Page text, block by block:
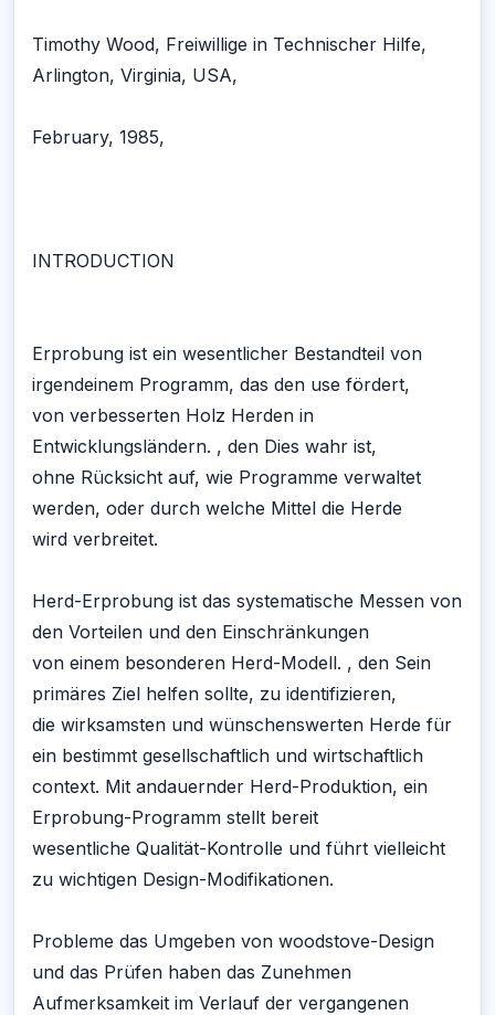
Timothy Wood, Freiwillige in Technischer Hilfe,
Arlington, Virginia, USA,
February, 1985,
INTRODUCTION
Erprobung ist ein wesentlicher Bestandteil von
irgendeinem Programm, das den use fördert,
von verbesserten Holz Herden in
Entwicklungsländern. , den Dies wahr ist,
ohne Rücksicht auf, wie Programme verwaltet
werden, oder durch welche Mittel die Herde
wird verbreitet.
Herd-Erprobung ist das systematische Messen von
den Vorteilen und den Einschränkungen
von einem besonderen Herd-Modell. , den Sein
primäres Ziel helfen sollte, zu identifizieren,
die wirksamsten und wünschenswerten Herde für
ein bestimmt gesellschaftlich und wirtschaftlich
context. Mit andauernder Herd-Produktion, ein
Erprobung-Programm stellt bereit
wesentliche Qualität-Kontrolle und führt vielleicht
zu wichtigen Design-Modifikationen.
Probleme das Umgeben von woodstove-Design
und das Prüfen haben das Zunehmen
Aufmerksamkeit im Verlauf der vergangenen